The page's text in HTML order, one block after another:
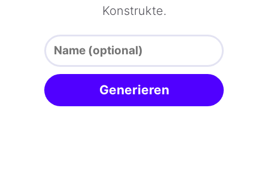
Konstrukte.
Generieren